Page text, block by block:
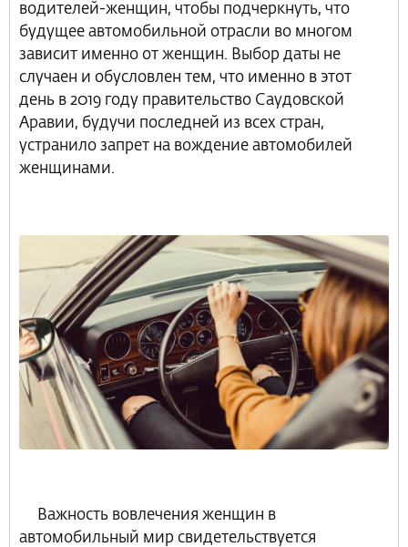
водителей-женщин, чтобы подчеркнуть, что
будущее автомобильной отрасли во многом
зависит именно от женщин. Выбор даты не
случаен и обусловлен тем, что именно в этот
день в 2019 году правительство Саудовской
Аравии, будучи последней из всех стран,
устранило запрет на вождение автомобилей
женщинами.
Важность вовлечения женщин в
автомобильный мир свидетельствуется